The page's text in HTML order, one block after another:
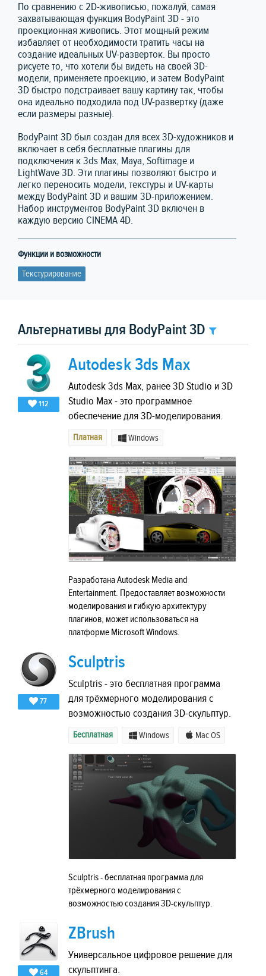
По сравнению с 2D-живописью, пожалуй, самая
захватывающая функция BodyPaint 3D - это
проекционная живопись. Этот мощный режим
избавляет от необходимости тратить часы на
создание идеальных UV-разверток. Вы просто
рисуете то, что хотели бы видеть на своей 3D-
модели, применяете проекцию, и затем BodyPaint
3D быстро подстраивает вашу картину так, чтобы
она идеально подходила под UV-развертку (даже
если размеры разные).
BodyPaint 3D был создан для всех 3D-художников и
включает в себя бесплатные плагины для
подключения к 3ds Max, Maya, Softimage и
LightWave 3D. Эти плагины позволяют быстро и
легко переносить модели, текстуры и UV-карты
между BodyPaint 3D и вашим 3D-приложением.
Набор инструментов BodyPaint 3D включен в
каждую версию CINEMA 4D.
Функции и возможности
Текстурирование
Альтернативы для BodyPaint 3D
112
Autodesk 3ds Max
Autodesk 3ds Max, ранее 3D Studio и 3D
Studio Max - это программное
обеспечение для 3D-моделирования.
Платная Windows
Разработана Autodesk Media and
Entertainment. Предоставляет возможности
моделирования и гибкую архитектуру
плагинов, может использоваться на
платформе Microsoft Windows.
77
Sculptris
Sculptris - это бесплатная программа
для трёхмерного моделирования с
возможностью создания 3D-скульптур.
Бесплатная Windows Mac OS
Sculptris - бесплатная программа для
трёхмерного моделирования с
возможностью создания 3D-скульптур.
64
ZBrush
Универсальное цифровое решение для
скульптинга.